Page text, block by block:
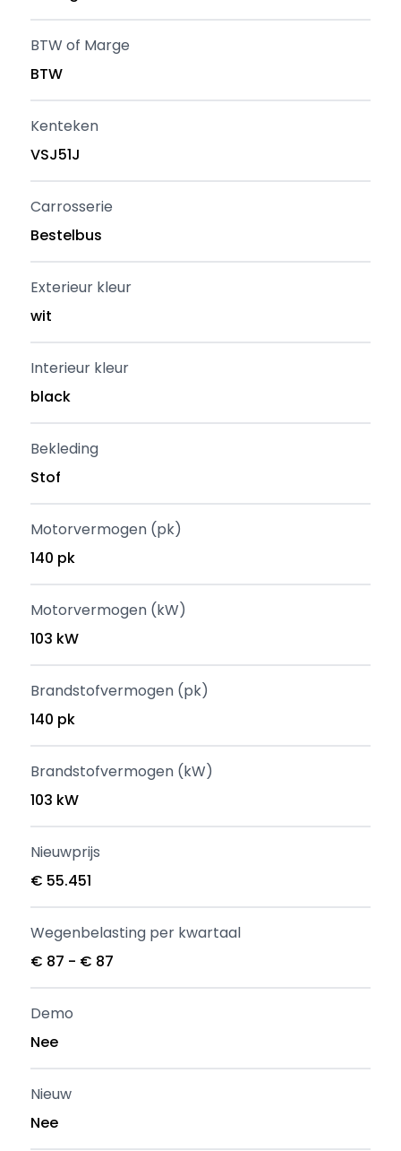
BTW of Marge
BTW
Kenteken
VSJ51J
Carrosserie
Bestelbus
Exterieur kleur
wit
Interieur kleur
black
Bekleding
Stof
Motorvermogen (pk)
140 pk
Motorvermogen (kW)
103 kW
Brandstofvermogen (pk)
140 pk
Brandstofvermogen (kW)
103 kW
Nieuwprijs
€ 55.451
Wegenbelasting per kwartaal
€ 87 - € 87
Demo
Nee
Nieuw
Nee